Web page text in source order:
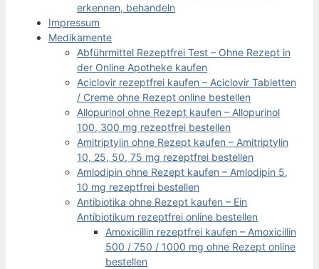
erkennen, behandeln
Impressum
Medikamente
Abführmittel Rezeptfrei Test – Ohne Rezept in
der Online Apotheke kaufen
Aciclovir rezeptfrei kaufen – Aciclovir Tabletten
/ Creme ohne Rezept online bestellen
Allopurinol ohne Rezept kaufen – Allopurinol
100, 300 mg rezeptfrei bestellen
Amitriptylin ohne Rezept kaufen – Amitriptylin
10, 25, 50, 75 mg rezeptfrei bestellen
Amlodipin ohne Rezept kaufen – Amlodipin 5,
10 mg rezeptfrei bestellen
Antibiotika ohne Rezept kaufen – Ein
Antibiotikum rezeptfrei online bestellen
Amoxicillin rezeptfrei kaufen – Amoxicillin
500 / 750 / 1000 mg ohne Rezept online
bestellen